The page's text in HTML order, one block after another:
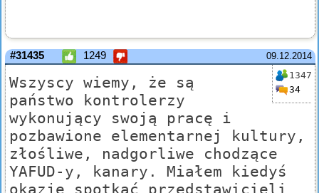
09.12.2014
#31435 1249
1347
34
Wszyscy wiemy, że są
państwo kontrolerzy
wykonujący swoją pracę i
pozbawione elementarnej kultury,
złośliwe, nadgorliwe chodzące
YAFUD-y, kanary. Miałem kiedyś
okazję spotkać przedstawicieli